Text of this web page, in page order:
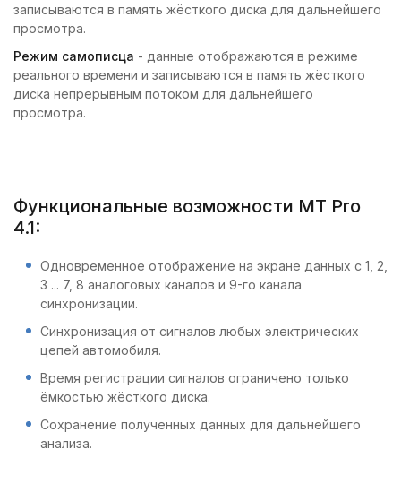
записываются в память жёсткого диска для дальнейшего
просмотра.
Режим самописца - данные отображаются в режиме
реального времени и записываются в память жёсткого
диска непрерывным потоком для дальнейшего
просмотра.
Функциональные возможности MT Pro
4.1:
Одновременное отображение на экране данных с 1, 2,
3 ... 7, 8 аналоговых каналов и 9-го канала
синхронизации.
Синхронизация от сигналов любых электрических
цепей автомобиля.
Время регистрации сигналов ограничено только
ёмкостью жёсткого диска.
Сохранение полученных данных для дальнейшего
анализа.